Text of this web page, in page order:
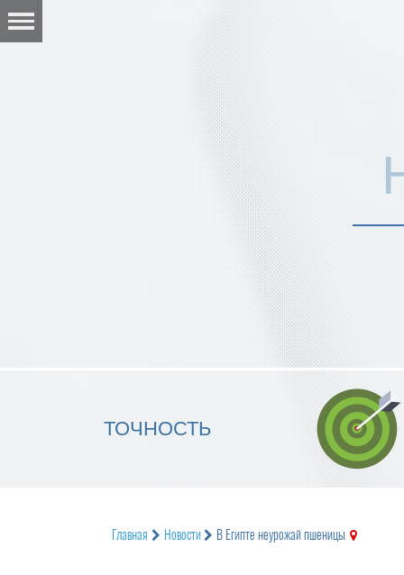
ТОЧНОСТЬ
Главная Новости В Египте неурожай пшеницы